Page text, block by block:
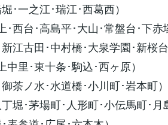
･一之江･瑞江･西葛西）
西台･高島平･大山･常盤台･下赤
江古田･中村橋･大泉学園･新桜台
里･東十条･駒込･西ヶ原）
茶ノ水･水道橋･小川町･岩本町）
堀･茅場町･人形町･小伝馬町･月